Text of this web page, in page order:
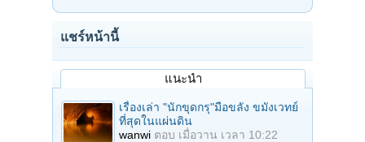
แชร์หน้านี้
แนะนำ
เรื่องเล่า "นักขุดกรุ"มือขลัง ขมังเวทย์
ที่สุดในแผ่นดิน
wanwi ตอบ เมื่อวาน เวลา 10:22